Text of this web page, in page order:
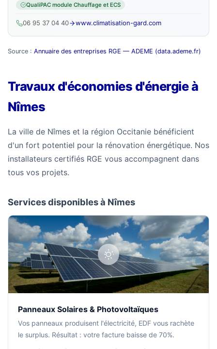
QualiPAC module Chauffage et ECS
06 95 37 04 40 www.climatisation-gard.com
Source : Annuaire des entreprises RGE — ADEME (data.ademe.fr)
Travaux d'économies d'énergie à
Nîmes
La ville de Nîmes et la région Occitanie bénéficient
d'un fort potentiel pour la rénovation énergétique. Nos
installateurs certifiés RGE vous accompagnent dans
tous vos projets.
Services disponibles à Nîmes
Panneaux Solaires & Photovoltaïques
Vos panneaux produisent l'électricité, EDF vous rachète
le surplus. Résultat : votre facture baisse de 70%.